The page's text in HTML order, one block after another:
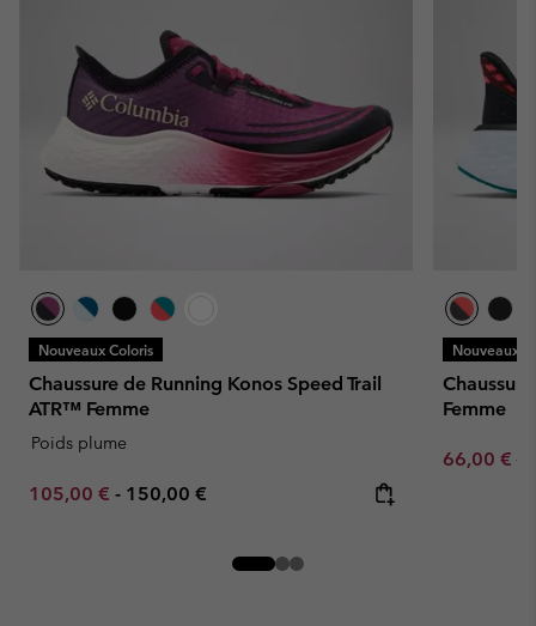
Nouveaux Coloris
Chaussure de Running Konos Speed Trail
ATR™ Femme
Poids plume
Minimum sale price:
105,00 € - Maximum price:
150,00 €
Nouveaux
Femme
Sale price:
66,00 €